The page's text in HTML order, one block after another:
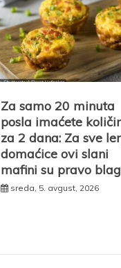
Za samo 20 minuta
posla imaćete
za 2 dana: Za sve
domaćice ovi slani
mafini su pravo
sreda, 5. avgust, 2026